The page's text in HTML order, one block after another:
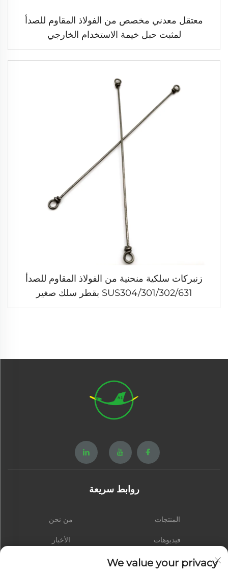
معتقل معدني مخصص من الفولاذ المقاوم للصدأ
لمثبت حبل خيمة الاستخدام الخارجي
زنبركات سلكية منحنية من الفولاذ المقاوم للصدأ
SUS304/301/302/631 بقطر سلك صغير
روابط سريعة
المنتجات من نحن
فيديوهات الأخبار
الاتصال
We value your privacy